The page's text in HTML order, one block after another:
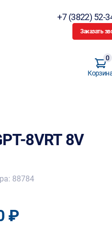
+7 (3822) 52-
Заказать
0
8VRT 8V
88784
₽